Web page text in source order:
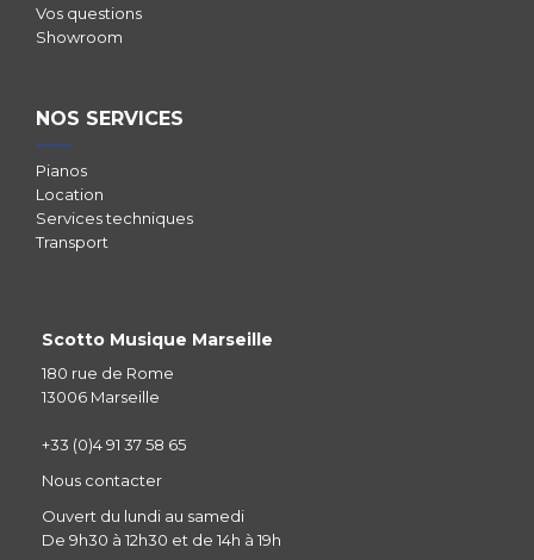
Vos questions
Showroom
NOS SERVICES
Pianos
Location
Services techniques
Transport
Scotto Musique Marseille
180 rue de Rome
13006 Marseille
+33 (0)4 91 37 58 65
Nous contacter
Ouvert du lundi au samedi
De 9h30 à 12h30 et de 14h à 19h